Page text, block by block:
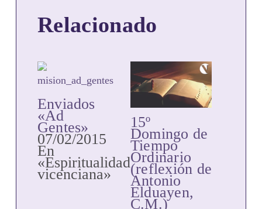
Relacionado
Enviados
«Ad
Gentes»
07/02/2015
En
«Espiritualidad
vicenciana»
15º
Domingo de
Tiempo
Ordinario
(reflexión de
Antonio
Elduayen,
C.M.)